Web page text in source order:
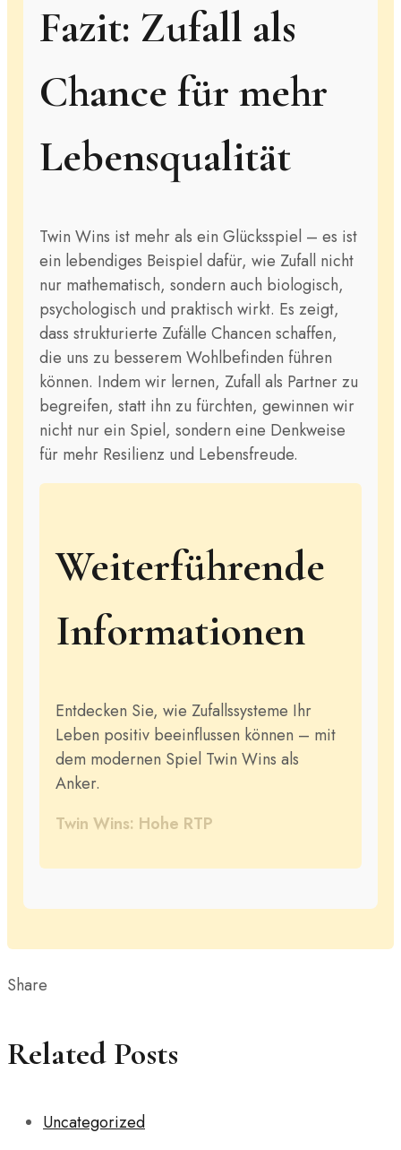
Fazit: Zufall als
Chance für mehr
Lebensqualität
Twin Wins ist mehr als ein Glücksspiel – es ist
ein lebendiges Beispiel dafür, wie Zufall nicht
nur mathematisch, sondern auch biologisch,
psychologisch und praktisch wirkt. Es zeigt,
dass strukturierte Zufälle Chancen schaffen,
die uns zu besserem Wohlbefinden führen
können. Indem wir lernen, Zufall als Partner zu
begreifen, statt ihn zu fürchten, gewinnen wir
nicht nur ein Spiel, sondern eine Denkweise
für mehr Resilienz und Lebensfreude.
Weiterführende
Informationen
Entdecken Sie, wie Zufallssysteme Ihr
Leben positiv beeinflussen können – mit
dem modernen Spiel Twin Wins als
Anker.
Twin Wins: Hohe RTP
Share
Related Posts
Uncategorized